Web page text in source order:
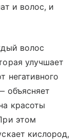
и волос, и
волос
улучшает
негативного
объясняет
красоты
этом
кислород,